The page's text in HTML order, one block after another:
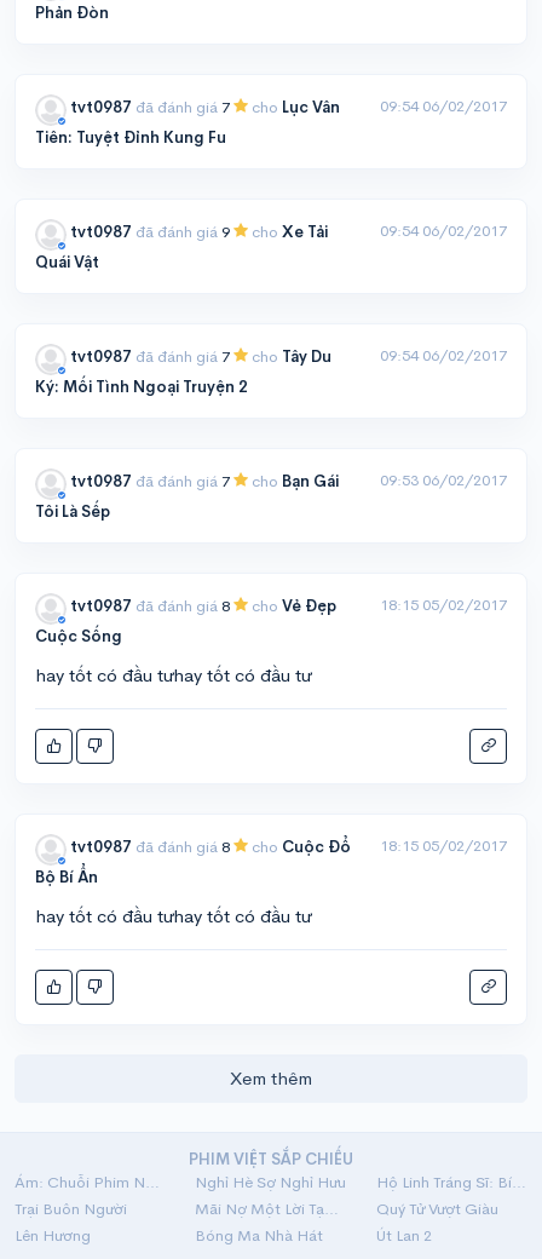
Phản Đòn
tvt0987 đã đánh giá 7 cho Lục Vân
Tiên: Tuyệt Đỉnh Kung Fu
09:54 06/02/2017
tvt0987 đã đánh giá 9 cho Xe Tải
Quái Vật
09:54 06/02/2017
tvt0987 đã đánh giá 7 cho Tây Du
Ký: Mối Tình Ngoại Truyện 2
09:54 06/02/2017
tvt0987 đã đánh giá 7 cho Bạn Gái
Tôi Là Sếp
09:53 06/02/2017
tvt0987 đã đánh giá 8 cho Vẻ Đẹp
Cuộc Sống
18:15 05/02/2017
hay tốt có đầu tưhay tốt có đầu tư
tvt0987 đã đánh giá 8 cho Cuộc Đổ
Bộ Bí Ẩn
18:15 05/02/2017
hay tốt có đầu tưhay tốt có đầu tư
Xem thêm
PHIM VIỆT SẮP CHIẾU
Ám: Chuỗi Phim Ngắn Linh Dị
Nghỉ Hè Sợ Nghỉ Hưu
Hộ Linh Tráng Sĩ: Bí Ẩn Mộ Vua Đinh
Trại Buôn Người
Mãi Nợ Một Lời Tạm Biệt
Quý Tử Vượt Giàu
Lên Hương
Bóng Ma Nhà Hát Út Lan 2